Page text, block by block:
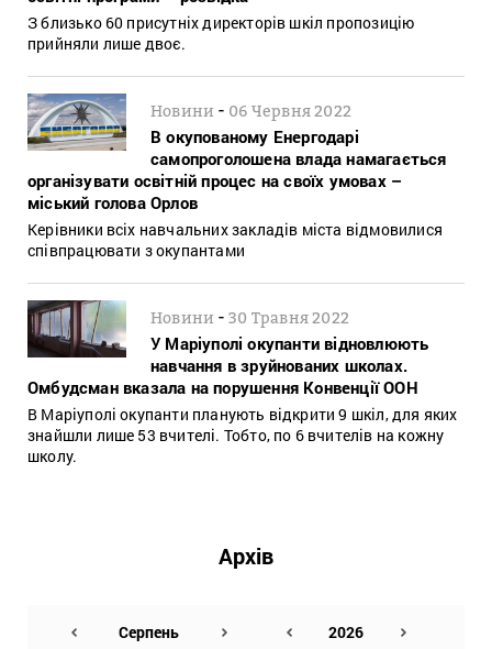
З близько 60 присутніх директорів шкіл пропозицію
прийняли лише двоє.
Новини - 06 Червня 2022
В окупованому Енергодарі
самопроголошена влада намагається
організувати освітній процес на своїх умовах –
міський голова Орлов
Керівники всіх навчальних закладів міста відмовилися
співпрацювати з окупантами
Новини -30 Травня 2022
У Маріуполі окупанти відновлюють
навчання в зруйнованих школах.
Омбудсман вказала на порушення Конвенції ООН
В Маріуполі окупанти планують відкрити 9 шкіл, для яких
знайшли лише 53 вчителі. Тобто, по 6 вчителів на кожну
школу.
Архів